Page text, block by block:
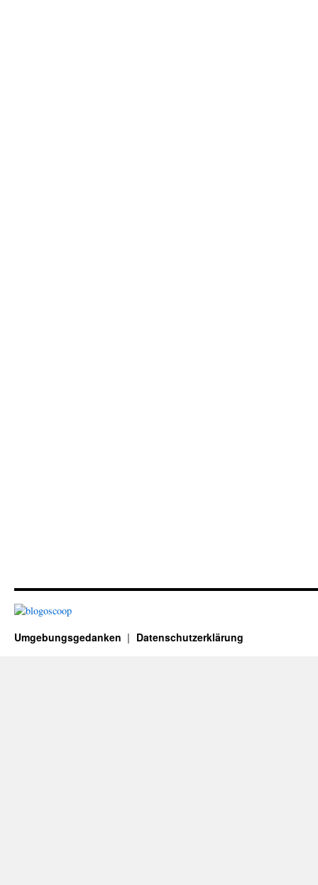
Umgebungsgedanken Datenschutzerklärung